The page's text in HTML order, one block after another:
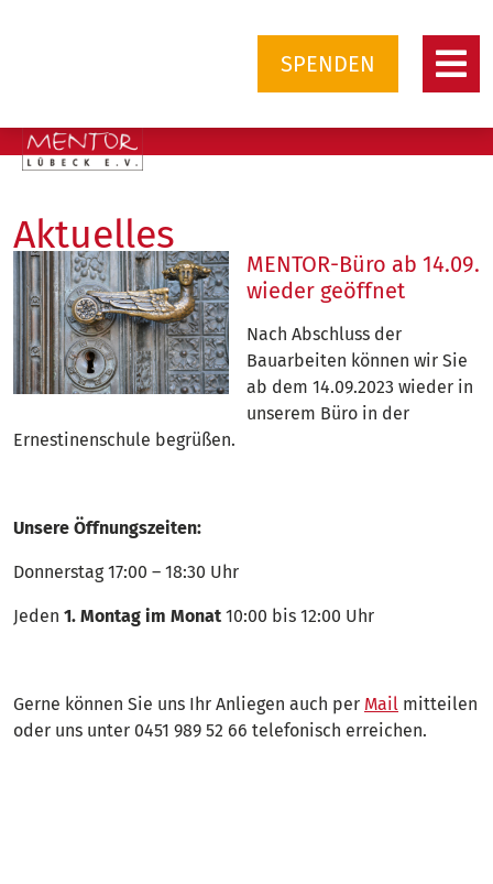
SPENDEN
Aktuelles
MENTOR-Büro ab 14.09.
wieder geöffnet
Nach Abschluss der
Bauarbeiten können wir Sie
ab dem 14.09.2023 wieder in
unserem Büro in der
Ernestinenschule begrüßen.
Unsere Öffnungszeiten:
Donnerstag 17:00 – 18:30 Uhr
Jeden 1. Montag im Monat 10:00 bis 12:00 Uhr
Gerne können Sie uns Ihr Anliegen auch per Mail mitteilen
oder uns unter 0451 989 52 66 telefonisch erreichen.